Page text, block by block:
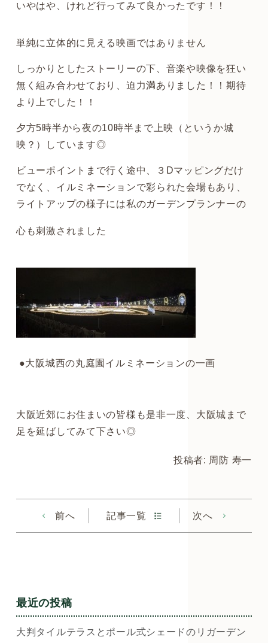
いやはや、けれど行ってみて良かったです！！
単純に立体的に見える映画ではありません
しっかりとしたストーリーの下、音楽や映像を狂い
無く組み合わせており、迫力満ありました！！期待
より上でした！！
夕方5時半から夜の10時半まで上映（というか城
映？）しています◎
ビューポイントまで行く途中、３Dマッピングだけ
でなく、イルミネーションで彩られた会場もあり、
ライトアップの様子には私のガーデンプランナーの
心も刺激されました
●大阪城西の丸庭園イルミネーションの一画
大阪近郊にお住まいの皆様も是非一度、大阪城まで
足を延ばしてみて下さい◎
投稿者: 周防 寿一
前へ 記事一覧 次へ
最近の投稿
大判タイルテラスとポール式シェードのリガーデン